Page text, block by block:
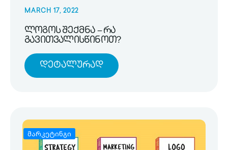
MARCH 17, 2022
ლოგოს შექმნა – რა
გავითვალისწინოთ?
Დეტალურად
მარკეტინგი